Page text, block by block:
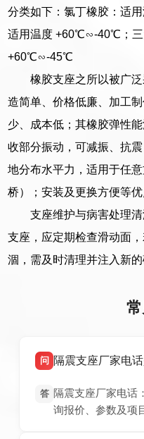
分类如下：氯丁橡胶：适
适用温度 +60℃∽-40℃；三
+60℃∽-45℃
橡胶支座之所以被广
造简单、价格低廉、加工
少、成本低；其橡胶弹性
收部分振动，可减振、抗
地分布水平力，适用于任
桥）；安装及更换方便等优
支座维护与病害处理
支座，应定期检查滑动面
涸，需及时清理并注入新的
问 隔震支座厂家电
答 隔震支座厂家电话
询报价、参数及项